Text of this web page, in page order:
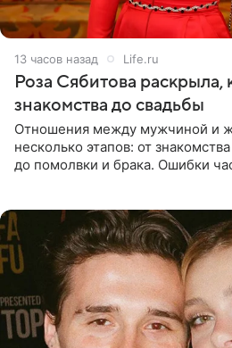
13 часов назад Life.ru
Роза Сябитова раскрыла,
знакомства до свадьбы
Отношения между мужчиной и
несколько этапов: от
до помолвки и брака. Ошибки